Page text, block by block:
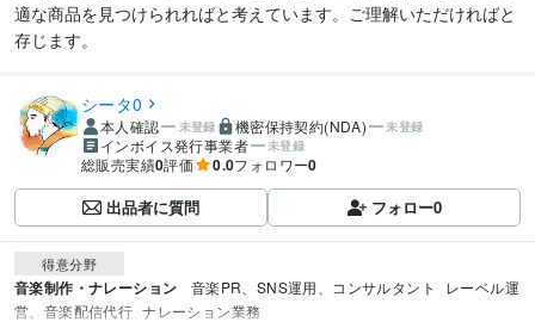
適な商品を見つけられればと考えています。ご理解いただければと
存じます。
シータ0
本人確認 未登録 機密保持契約(NDA) 未登録
インボイス発行事業者 未登録
総販売実績0評価 0.0フォロワー0
出品者に質問 フォロー0
得意分野
音楽制作・ナレーション 音楽PR、SNS運用、コンサルタント
レーベル運
営、音楽配信代行 ナレーション業務